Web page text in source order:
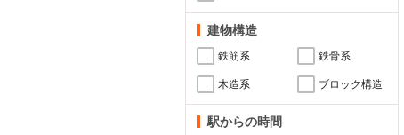
建物構造
鉄筋系 鉄骨系
木造系 ブロック構造
駅からの時間